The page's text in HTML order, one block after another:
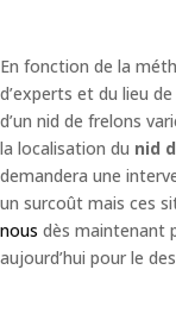
En fonction de la
d’experts et du lieu
d’un nid de frelons
la localisation du nid
demandera une
un surcoût mais ces
nous dès maintenant
aujourd’hui pour le